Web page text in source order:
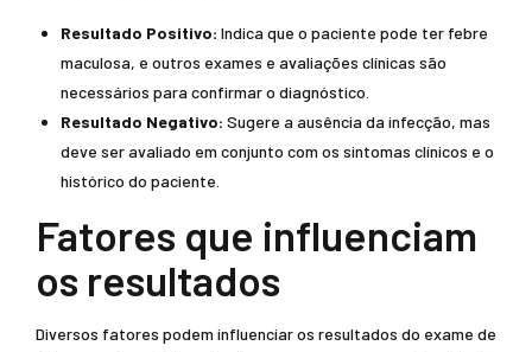
Resultado Positivo: Indica que o paciente pode ter febre
maculosa, e outros exames e avaliações clínicas são
necessários para confirmar o diagnóstico.
Resultado Negativo: Sugere a ausência da infecção, mas
deve ser avaliado em conjunto com os sintomas clínicos e o
histórico do paciente.
Fatores que influenciam
os resultados
Diversos fatores podem influenciar os resultados do exame de